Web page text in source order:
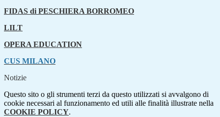
FIDAS di PESCHIERA BORROMEO
LILT
OPERA EDUCATION
CUS MILANO
Notizie
Questo sito o gli strumenti terzi da questo utilizzati si avvalgono di
cookie necessari al funzionamento ed utili alle finalità illustrate nella
COOKIE POLICY.